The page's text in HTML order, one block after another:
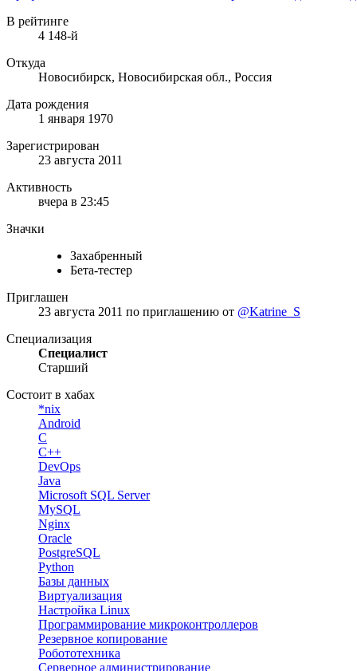
В рейтинге
4 148-й
Откуда
Новосибирск, Новосибирская обл., Россия
Дата рождения
1 января 1970
Зарегистрирован
23 августа 2011
Активность
вчера в 23:45
Значки
Захабренный
Бета-тестер
Приглашен
23 августа 2011 по приглашению от @Katrine_S
Специализация
Специалист
Старший
Состоит в хабах
*nix
Android
C
C++
DevOps
Java
Microsoft SQL Server
MySQL
Nginx
Oracle
PostgreSQL
Python
Базы данных
Виртуализация
Настройка Linux
Программирование микроконтроллеров
Резервное копирование
Робототехника
Серверное администрирование